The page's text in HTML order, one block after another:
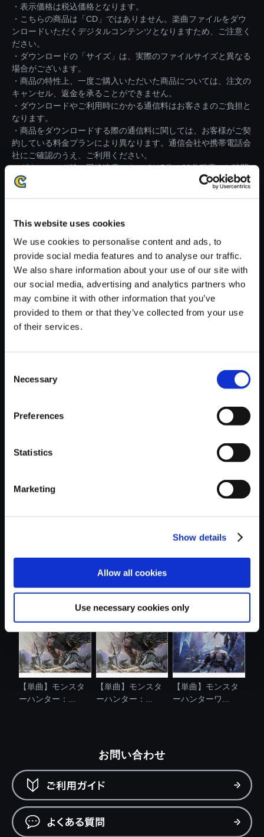
This website uses cookies
We use cookies to personalise content and ads, to
provide social media features and to analyse our traffic.
We also share information about your use of our site with
our social media, advertising and analytics partners who
may combine it with other information that you’ve
provided to them or that they’ve collected from your use
of their services.
Selection
Necessary
Preferences
Statistics
Marketing
Show details
Allow all cookies
Use necessary cookies only
・表示価格は税込価格となります。
・こちらの商品は「CD」ではありません。楽曲ファイルをダウ
ンロードいただくデジタルコンテンツとなりますため、ご注意く
ださい。
・ダウンロードの「サイズ」は、実際のファイルサイズと異なる
場合がございます。
・商品の特性上、一度ご購入いただいた商品については、注文の
キャンセル、返金を承ることができません。
・ダウンロードやご利用時にかかる通信料はお客さまのご負担と
なります。
・商品をダウンロードする際の通信料に関しては、お客様がご契
約している料金プランにより異なります。通信会社や携帯電話会
社にご確認のうえ、ご利用ください。
・ダウンロード時、回線速度によっては5分～60分程度のお時間
がかかる場合がございます。
※ご購入いただいたファイルのダウンロードの際には、通信環境
【単曲】モンスターハンター：
ワールド オリジナル・サウンド
150円
【単曲】モンスタ
【単曲】モンスタ
ーハンター：...
【単曲】モンスタ
ーハンター：...
【単曲】モンスタ
ーハンターワ...
お問い合わせ